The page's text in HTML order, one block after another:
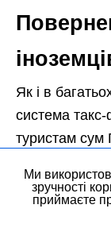
Як і в
система
туристам сум
оренду
Ізраїлі при
в хостелі, при
Ми
зручності
приймаєте